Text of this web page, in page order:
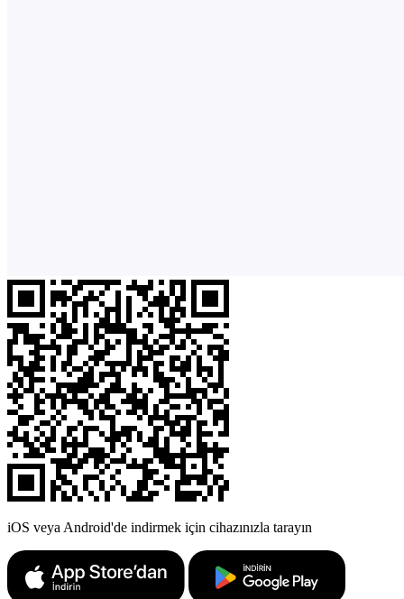
iOS veya Android'de indirmek için cihazınızla tarayın